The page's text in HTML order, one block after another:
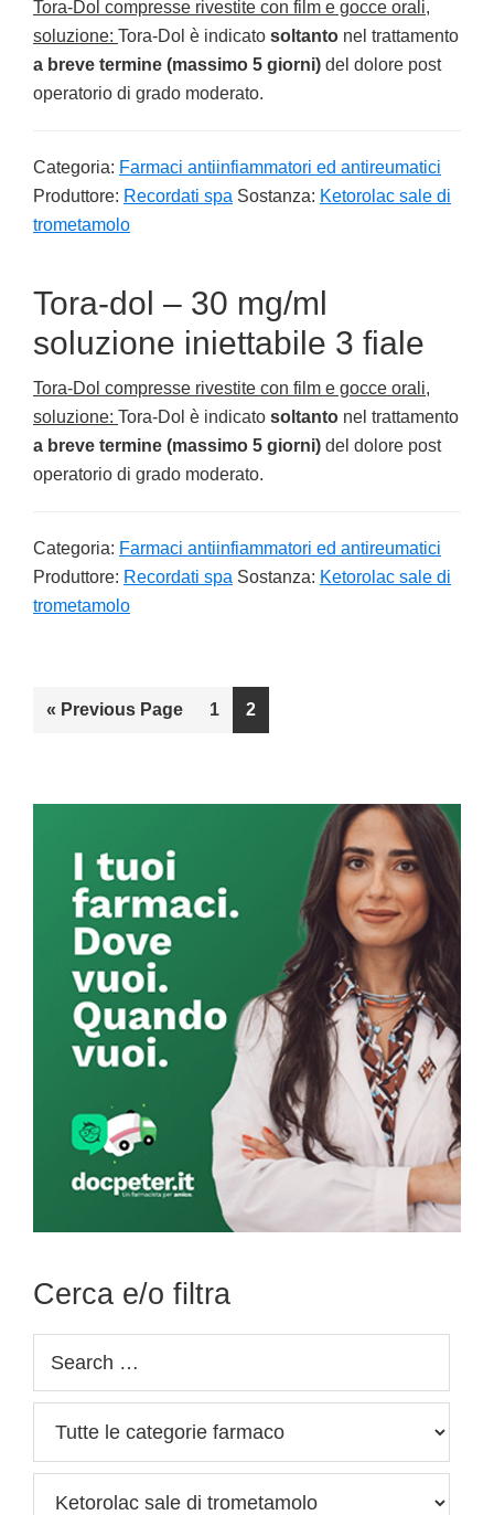
Tora-Dol compresse rivestite con film e gocce orali,
soluzione: Tora-Dol è indicato soltanto nel trattamento
a breve termine (massimo 5 giorni) del dolore post
operatorio di grado moderato.
Categoria: Farmaci antiinfiammatori ed antireumatici
Produttore: Recordati spa Sostanza: Ketorolac sale di
trometamolo
Tora-dol – 30 mg/ml
soluzione iniettabile 3 fiale
Tora-Dol compresse rivestite con film e gocce orali,
soluzione: Tora-Dol è indicato soltanto nel trattamento
a breve termine (massimo 5 giorni) del dolore post
operatorio di grado moderato.
Categoria: Farmaci antiinfiammatori ed antireumatici
Produttore: Recordati spa Sostanza: Ketorolac sale di
trometamolo
« Go
Previous Page
Go
1
Go
to
2
Sidebar
Cerca e/o filtra